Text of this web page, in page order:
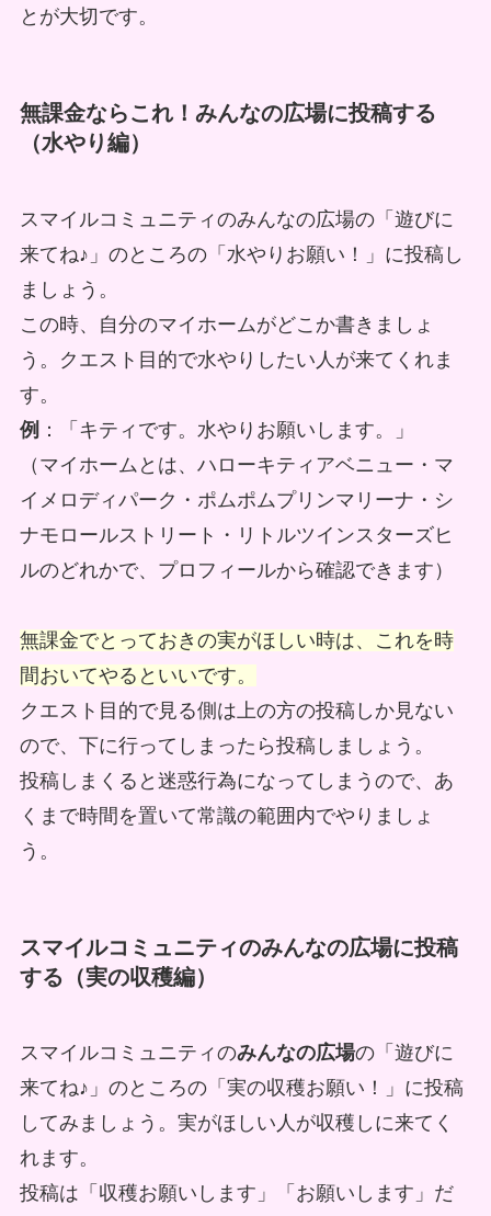
とが大切です。
無課金ならこれ！みんなの広場に投稿する
（水やり編）
スマイルコミュニティのみんなの広場の「遊びに
来てね♪」のところの「水やりお願い！」に投稿し
ましょう。
この時、自分のマイホームがどこか書きましょ
う。クエスト目的で水やりしたい人が来てくれま
す。
例 ：「キティです。水やりお願いします。」
（マイホームとは、ハローキティアベニュー・マ
イメロディパーク・ポムポムプリンマリーナ・シ
ナモロールストリート・リトルツインスターズヒ
ルのどれかで、プロフィールから確認できます）
無課金でとっておきの実がほしい時は、これを時
間おいてやるといいです。
クエスト目的で見る側は上の方の投稿しか見ない
ので、下に行ってしまったら投稿しましょう。
投稿しまくると迷惑行為になってしまうので、あ
くまで時間を置いて常識の範囲内でやりましょ
う。
スマイルコミュニティのみんなの広場に投稿
する（実の収穫編）
スマイルコミュニティのみんなの広場の「遊びに
来てね♪」のところの「実の収穫お願い！」に投稿
してみましょう。実がほしい人が収穫しに来てく
れます。
投稿は「収穫お願いします」「お願いします」だ